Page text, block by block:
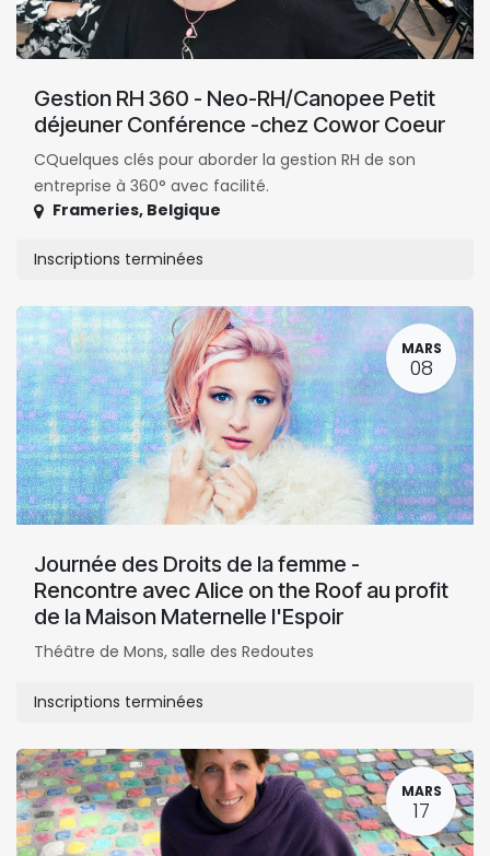
Gestion RH 360 - Neo-RH/Canopee Petit
déjeuner Conférence -chez Cowor Coeur
CQuelques clés pour aborder la gestion RH de son
entreprise à 360° avec facilité.
Frameries, Belgique
Inscriptions terminées
MARS
08
Journée des Droits de la femme -
Rencontre avec Alice on the Roof au profit
de la Maison Maternelle l'Espoir
Théâtre de Mons, salle des Redoutes
Inscriptions terminées
MARS
17